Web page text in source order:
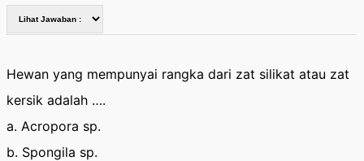
Hewan yang mempunyai rangka dari zat silikat atau zat
kersik adalah ….
a. Acropora sp.
b. Spongila sp.